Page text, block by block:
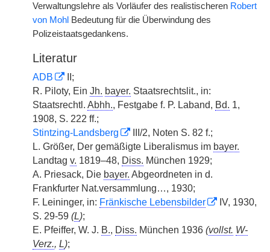
Verwaltungslehre als Vorläufer des realistischeren Robert
von Mohl Bedeutung für die Überwindung des
Polizeistaatsgedankens.
Literatur
ADB
II;
R. Piloty, Ein Jh. bayer. Staatsrechtslit., in:
Staatsrechtl. Abhh., Festgabe f. P. Laband, Bd. 1,
1908, S. 222 ff.;
Stintzing-Landsberg
III/2, Noten S. 82 f.;
L. Größer, Der gemäßigte Liberalismus im bayer.
Landtag v. 1819–48, Diss. München 1929;
A. Priesack, Die bayer. Abgeordneten in d.
Frankfurter Nat.versammlung…, 1930;
F. Leininger, in: Fränkische Lebensbilder
IV, 1930,
S. 29-59 (L);
E. Pfeiffer, W. J. B., Diss. München 1936 (vollst. W-
Verz., L);